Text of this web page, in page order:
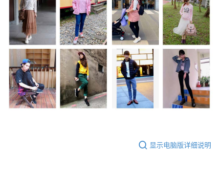
显示电脑版详细说明